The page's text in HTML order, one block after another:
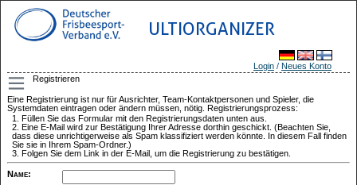
ULTIORGANIZER
Login / Neues Konto
Registrieren
Eine Registrierung ist nur für Ausrichter, Team-Kontaktpersonen und Spieler, die
Systemdaten eintragen oder ändern müssen, nötig. Registrierungsprozess:
Füllen Sie das Formular mit den Registrierungsdaten unten aus.
Eine E-Mail wird zur Bestätigung Ihrer Adresse dorthin geschickt. (Beachten Sie,
dass diese unrichtigerweise als Spam klassifiziert werden könnte. In diesem Fall finden
Sie sie in Ihrem Spam-Ordner.)
Folgen Sie dem Link in der E-Mail, um die Registrierung zu bestätigen.
Name: